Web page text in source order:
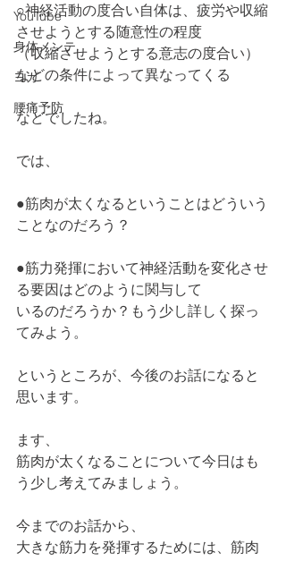
YouTube
身体メンテ
ヨガ
腰痛予防
○神経活動の度合い自体は、疲労や収縮
させようとする随意性の程度
（収縮させようとする意志の度合い）
などの条件によって異なってくる
などでしたね。
では、
●筋肉が太くなるということはどういう
ことなのだろう？
●筋力発揮において神経活動を変化させ
る要因はどのように関与して
いるのだろうか？もう少し詳しく探っ
てみよう。
というところが、今後のお話になると
思います。
ます、
筋肉が太くなることについて今日はも
う少し考えてみましょう。
今までのお話から、
大きな筋力を発揮するためには、筋肉